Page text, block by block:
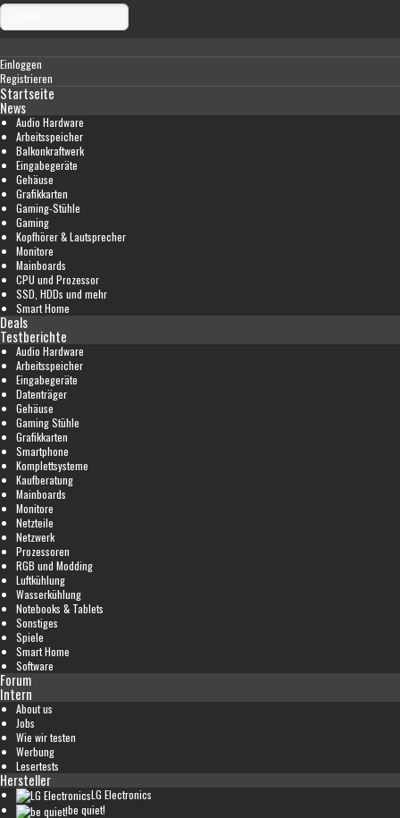
Einloggen
Registrieren
Startseite
News
Audio Hardware
Arbeitsspeicher
Balkonkraftwerk
Eingabegeräte
Gehäuse
Grafikkarten
Gaming-Stühle
Gaming
Kopfhörer & Lautsprecher
Monitore
Mainboards
CPU und Prozessor
SSD, HDDs und mehr
Smart Home
Deals
Testberichte
Audio Hardware
Arbeitsspeicher
Eingabegeräte
Datenträger
Gehäuse
Gaming Stühle
Grafikkarten
Smartphone
Komplettsysteme
Kaufberatung
Mainboards
Monitore
Netzteile
Netzwerk
Prozessoren
RGB und Modding
Luftkühlung
Wasserkühlung
Notebooks & Tablets
Sonstiges
Spiele
Smart Home
Software
Forum
Intern
About us
Jobs
Wie wir testen
Werbung
Lesertests
Hersteller
LG Electronics
be quiet!